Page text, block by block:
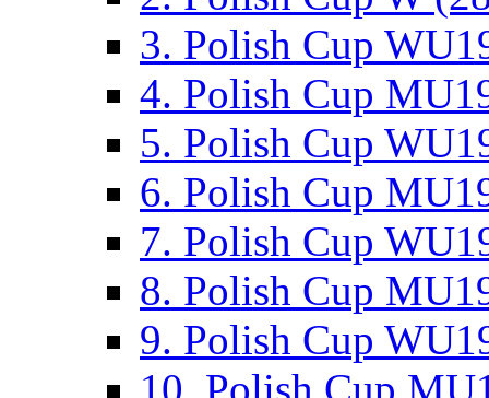
3. Polish Cup
4. Polish Cup
5. Polish Cup
6. Polish Cup
7. Polish Cup
8. Polish Cup
9. Polish Cup
10. Polish Cup